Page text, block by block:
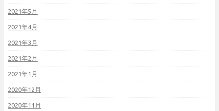
2021年5月
2021年4月
2021年3月
2021年2月
2021年1月
2020年12月
2020年11月